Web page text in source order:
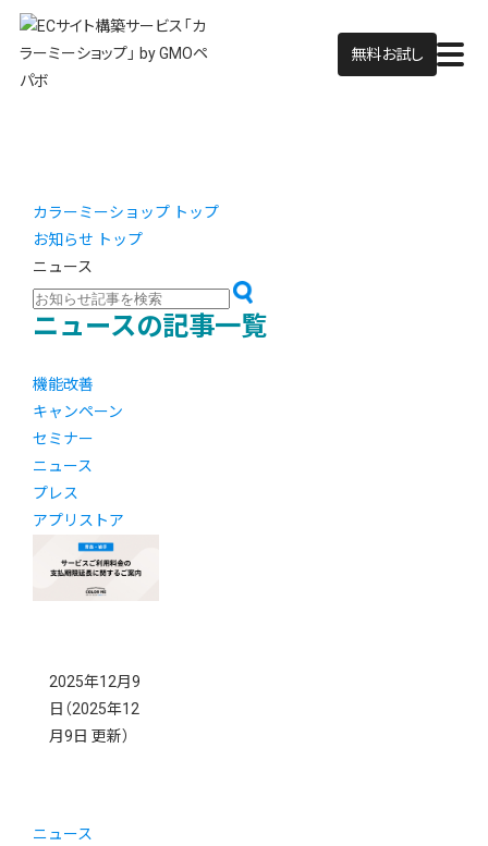
無料お試し
カラーミーショップ トップ
お知らせ トップ
ニュース
ニュースの記事一覧
機能改善
キャンペーン
セミナー
ニュース
プレス
アプリストア
2025年12月9
日 （2025年12
月9日 更新）
ニュース